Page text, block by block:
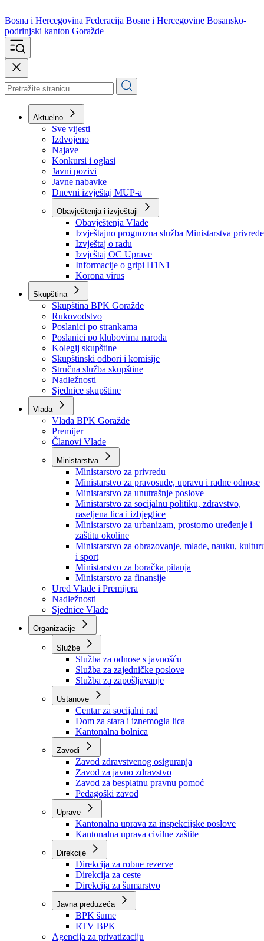
Bosna i Hercegovina
podrinjski kanton Goražde
Aktuelno
Sve vijesti
Izdvojeno
Najave
Konkursi i oglasi
Javni pozivi
Javne nabavke
Dnevni izvještaj MUP-a
Obavještenja i izvještaji
Obavještenja Vlade
Izvještajno prognozna služba Ministarstva privrede
Izvještaj o radu
Izvještaj OC Uprave
Informacije o gripi H1N1
Korona virus
Skupština
Skupština BPK Goražde
Rukovodstvo
Poslanici po strankama
Poslanici po klubovima naroda
Kolegij skupštine
Skupštinski odbori i komisije
Stručna služba skupštine
Nadležnosti
Sjednice skupštine
Vlada
Vlada BPK Goražde
Premijer
Članovi Vlade
Ministarstva
Ministarstvo za privredu
Ministarstvo za pravosuđe, upravu i radne odnose
Ministarstvo za unutrašnje poslove
Ministarstvo za socijalnu politiku, zdravstvo,
raseljena lica i izbjeglice
Ministarstvo za urbanizam, prostorno uređenje i
zaštitu okoline
Ministarstvo za obrazovanje, mlade, nauku,
i sport
Ministarstvo za boračka pitanja
Ministarstvo za finansije
Ured Vlade i Premijera
Nadležnosti
Sjednice Vlade
Organizacije
Službe
Služba za odnose s javnošću
Služba za zajedničke poslove
Služba za zapošljavanje
Ustanove
Centar za socijalni rad
Dom za stara i iznemogla lica
Kantonalna bolnica
Zavodi
Zavod zdravstvenog osiguranja
Zavod za javno zdravstvo
Zavod za besplatnu pravnu pomoć
Pedagoški zavod
Kantonalna uprava za inspekcijske poslove
Kantonalna uprava civilne zaštite
Direkcije
Direkcija za robne rezerve
Direkcija za ceste
Direkcija za šumarstvo
Javna preduzeća